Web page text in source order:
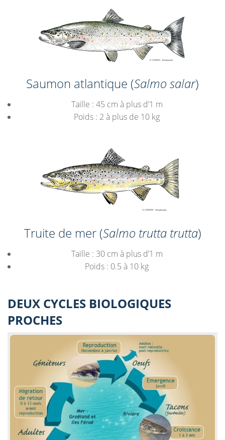
Saumon atlantique (Salmo salar)
Taille : 45 cm à plus d’1 m
Poids : 2 à plus de 10 kg
Truite de mer (Salmo trutta trutta)
Taille : 30 cm à plus d’1 m
Poids : 0.5 à 10 kg
DEUX CYCLES BIOLOGIQUES
PROCHES